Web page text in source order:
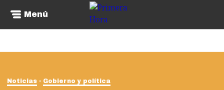
Menú
Noticias Gobierno y política